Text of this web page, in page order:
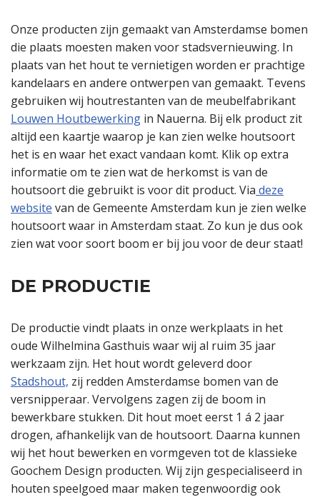
Onze producten zijn gemaakt van Amsterdamse bomen
die plaats moesten maken voor stadsvernieuwing. In
plaats van het hout te vernietigen worden er prachtige
kandelaars en andere ontwerpen van gemaakt. Tevens
gebruiken wij houtrestanten van de meubelfabrikant
Louwen Houtbewerking in Nauerna. Bij elk product zit
altijd een kaartje waarop je kan zien welke houtsoort
het is en waar het exact vandaan komt. Klik op extra
informatie om te zien wat de herkomst is van de
houtsoort die gebruikt is voor dit product. Via deze
website van de Gemeente Amsterdam kun je zien welke
houtsoort waar in Amsterdam staat. Zo kun je dus ook
zien wat voor soort boom er bij jou voor de deur staat!
DE PRODUCTIE
De productie vindt plaats in onze werkplaats in het
oude Wilhelmina Gasthuis waar wij al ruim 35 jaar
werkzaam zijn. Het hout wordt geleverd door
Stadshout, zij redden Amsterdamse bomen van de
versnipperaar. Vervolgens zagen zij de boom in
bewerkbare stukken. Dit hout moet eerst 1 á 2 jaar
drogen, afhankelijk van de houtsoort. Daarna kunnen
wij het hout bewerken en vormgeven tot de klassieke
Goochem Design producten. Wij zijn gespecialiseerd in
houten speelgoed maar maken tegenwoordig ook